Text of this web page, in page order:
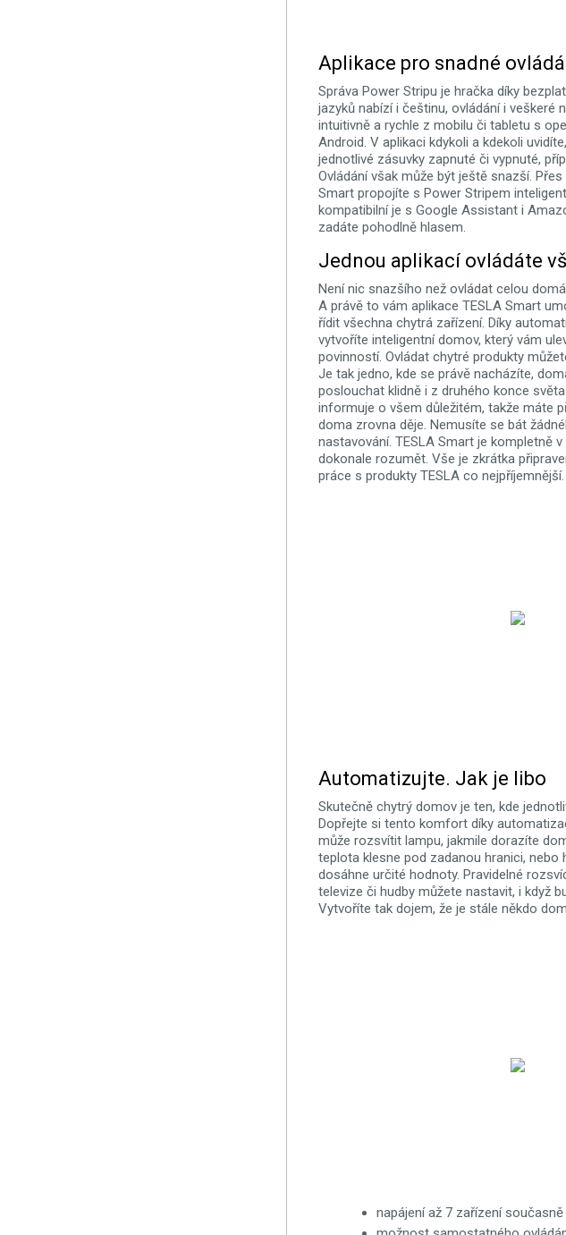
Aplikace pro snadné
Správa Power Stripu je hračka díky
jazyků nabízí i češtinu, ovládání i veškeré
intuitivně a rychle z mobilu či tabletu s
Android. V aplikaci kdykoli a kdekoli
jednotlivé zásuvky zapnuté či vypnuté,
Ovládání však může být ještě snazší.
Smart propojíte s Power Stripem
kompatibilní je s Google Assistant i
zadáte pohodlně hlasem.
Jednou aplikací ovládáte
Není nic snazšího než ovládat celou
A právě to vám aplikace TESLA Smart
řídit všechna chytrá zařízení. Díky
vytvoříte inteligentní domov, který vám
povinností. Ovládat chytré produkty
Je tak jedno, kde se právě nacházíte,
poslouchat klidně i z druhého konce
informuje o všem důležitém, takže máte
doma zrovna děje. Nemusíte se bát
nastavování. TESLA Smart je kompletně
dokonale rozumět. Vše je zkrátka
práce s produkty TESLA co nejpříjemnější.
Automatizujte. Jak je libo
Skutečně chytrý domov je ten, kde
Dopřejte si tento komfort díky
může rozsvítit lampu, jakmile dorazíte
teplota klesne pod zadanou hranici, nebo
dosáhne určité hodnoty. Pravidelné
televize či hudby můžete nastavit, i když
Vytvoříte tak dojem, že je stále někdo
napájení až 7 zařízení současně